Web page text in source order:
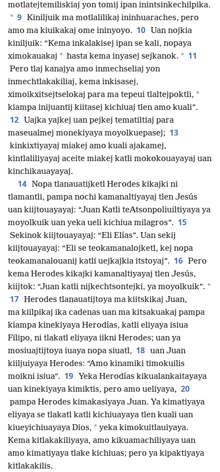
motlatejtemiliskiaj yon tomij ipan inintsinkechilpika.
* 9 Kiniljuik ma motlalilikaj ininhuaraches, pero
amo ma kiuikakaj ome ininyoyo. 10
Uan nojkia
kiniljuik: “Kema inkalakisej ipan se kali, nopaya
ximokauakaj * hasta kema inyasej sejkanok. * 11
Pero tlaj kanajya amo inmechseliaj yon
inmechtlakakiliaj, kema inkisasej,
ximoikxitsejtselokaj para ma tepeui tlaltejpoktli, *
kiampa inijuantij kiitasej kichiuaj tlen amo kuali”.
12
Uajka yajkej uan pejkej tematiltiaj para
maseualmej monekiyaya moyolkuepasej; 13
kinkixtiyayaj miakej amo kuali ajakamej,
kintlaliliyayaj aceite miakej katli mokokouayayaj uan
kinchikauayayaj.
14 Nopa tlanauatijketl Herodes kikajki ni
tlamantli, pampa nochi kamanaltiyayaj tlen Jesús
uan kiijtouayayaj: “Juan Katli teAtsonpoliuiltiyaya ya
moyolkuik uan yeka ueli kichiua milagros”. 15
Sekinok kiijtouayayaj: “Eli Elías”. Uan sekij
kiijtouayayaj: “Eli se teokamanalojketl, kej nopa
teokamanalouanij katli uejkajkia itstoyaj”. 16 Pero
kema Herodes kikajki kamanaltiyayaj tlen Jesús,
kiijtok: “Juan katli nijkechtsontejki, ya moyolkuik”. *
17 Herodes tlanauatijtoya ma kiitskikaj Juan,
ma kiilpikaj ika cadenas uan ma kitsakuakaj pampa
kiampa kinekiyaya Herodías, katli eliyaya isiua
Filipo, ni tlakatl eliyaya iikni Herodes; uan ya
mosiuajtijtoya iuaya nopa siuatl, 18 uan Juan
kiiljuiyaya Herodes: “Amo kinamiki timokuilis
moikni isiua”. 19
Yeka Herodías kikualankaitayaya
uan kinekiyaya kimiktis, pero amo ueliyaya, 20
pampa Herodes kimakasiyaya Juan. Ya kimatiyaya
eliyaya se tlakatl katli kichiuayaya tlen kuali uan
kiueyichiuayaya Dios, * yeka kimokuitlauiyaya.
Kema kitlakakiliyaya, amo kikuamachiliyaya uan
amo kimatiyaya tlake kichiuas; pero ya kipaktiyaya
kitlakakilis.